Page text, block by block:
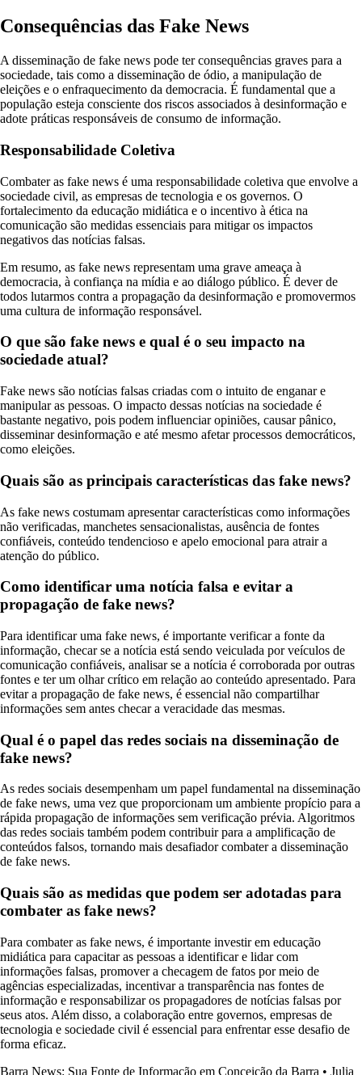
Consequências das Fake News
A disseminação de fake news pode ter consequências graves para a
sociedade, tais como a disseminação de ódio, a manipulação de
eleições e o enfraquecimento da democracia. É fundamental que a
população esteja consciente dos riscos associados à desinformação e
adote práticas responsáveis de consumo de informação.
Responsabilidade Coletiva
Combater as fake news é uma responsabilidade coletiva que envolve a
sociedade civil, as empresas de tecnologia e os governos. O
fortalecimento da educação midiática e o incentivo à ética na
comunicação são medidas essenciais para mitigar os impactos
negativos das notícias falsas.
Em resumo, as fake news representam uma grave ameaça à
democracia, à confiança na mídia e ao diálogo público. É dever de
todos lutarmos contra a propagação da desinformação e promovermos
uma cultura de informação responsável.
O que são fake news e qual é o seu impacto na
sociedade atual?
Fake news são notícias falsas criadas com o intuito de enganar e
manipular as pessoas. O impacto dessas notícias na sociedade é
bastante negativo, pois podem influenciar opiniões, causar pânico,
disseminar desinformação e até mesmo afetar processos democráticos,
como eleições.
Quais são as principais características das fake news?
As fake news costumam apresentar características como informações
não verificadas, manchetes sensacionalistas, ausência de fontes
confiáveis, conteúdo tendencioso e apelo emocional para atrair a
atenção do público.
Como identificar uma notícia falsa e evitar a
propagação de fake news?
Para identificar uma fake news, é importante verificar a fonte da
informação, checar se a notícia está sendo veiculada por veículos de
comunicação confiáveis, analisar se a notícia é corroborada por outras
fontes e ter um olhar crítico em relação ao conteúdo apresentado. Para
evitar a propagação de fake news, é essencial não compartilhar
informações sem antes checar a veracidade das mesmas.
Qual é o papel das redes sociais na disseminação de
fake news?
As redes sociais desempenham um papel fundamental na disseminação
de fake news, uma vez que proporcionam um ambiente propício para a
rápida propagação de informações sem verificação prévia. Algoritmos
das redes sociais também podem contribuir para a amplificação de
conteúdos falsos, tornando mais desafiador combater a disseminação
de fake news.
Quais são as medidas que podem ser adotadas para
combater as fake news?
Para combater as fake news, é importante investir em educação
midiática para capacitar as pessoas a identificar e lidar com
informações falsas, promover a checagem de fatos por meio de
agências especializadas, incentivar a transparência nas fontes de
informação e responsabilizar os propagadores de notícias falsas por
seus atos. Além disso, a colaboração entre governos, empresas de
tecnologia e sociedade civil é essencial para enfrentar esse desafio de
forma eficaz.
Barra News: Sua Fonte de Informação em Conceição da Barra • Julia